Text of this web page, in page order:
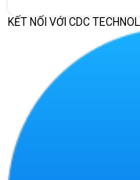
KẾT NỐI VỚI CDC